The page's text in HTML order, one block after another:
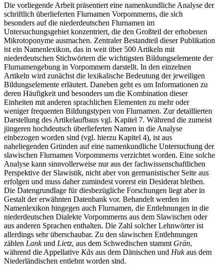
Die vorliegende Arbeit präsentiert eine namenkundliche Analyse der
schriftlich überlieferten Flurnamen Vorpommerns, die sich
besonders auf die niederdeutschen Flurnamen im
Untersuchungsgebiet konzentriert, die den Großteil der erhobenen
Mikrotoponyme ausmachen. Zentraler Bestandteil dieser Publikation
ist ein Namenlexikon, das in weit über 500 Artikeln mit
niederdeutschen Stichwörtern die wichtigsten Bildungselemente der
Flurnamengebung in Vorpommern darstellt. In den einzelnen
Artikeln wird zunächst die lexikalische Bedeutung der jeweiligen
Bildungselemente erläutert. Daneben geht es um Informationen zu
deren Häufigkeit und besonders um die Kombination dieser
Einheiten mit anderen sprachlichen Elementen zu mehr oder
weniger frequenten Bildungstypen von Flurnamen. Zur detaillierten
Darstellung des Artikelaufbaus vgl. Kapitel 7. Während die zumeist
jüngeren hochdeutsch überlieferten Namen in die Analyse
einbezogen worden sind (vgl. hierzu Kapitel 4), ist aus
naheliegenden Gründen auf eine namenkundliche Untersuchung der
slawischen Flurnamen Vorpommerns verzichtet worden. Eine solche
Analyse kann sinnvollerweise nur aus der fachwissenschaftlichen
Perspektive der Slawistik, nicht aber von germanistischer Seite aus
erfolgen und muss daher zumindest vorerst ein Desiderat bleiben.
Die Datengrundlage für diesbezügliche Forschungen liegt aber in
Gestalt der erwähnten Datenbank vor. Behandelt werden im
Namenlexikon hingegen auch Flurnamen, die Entlehnungen in die
niederdeutschen Dialekte Vorpommerns aus dem Slawischen oder
aus anderen Sprachen enthalten. Die Zahl solcher Lehnwörter ist
allerdings sehr überschaubar. Zu den slawischen Entlehnungen
zählen Lankund Lietz, aus dem Schwedischen stammt Grän,
während die Appellative Kås aus dem Dänischen und Hukaus dem
Niederländischen entlehnt worden sind.